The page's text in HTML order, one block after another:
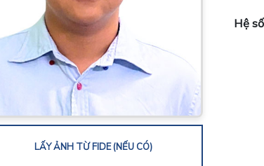
LẤY ẢNH TỪ FIDE (NẾU CÓ)
Hệ